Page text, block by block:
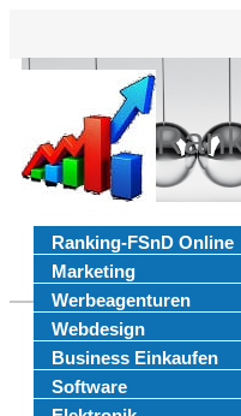
Ranking-FSnD Online
Marketing
Werbeagenturen
Webdesign
Business Einkaufen
Software